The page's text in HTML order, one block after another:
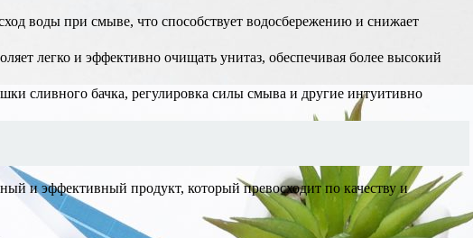
воды при смыве, что способствует водосбережению и снижает
легко и эффективно очищать унитаз, обеспечивая более высокий
сливного бачка, регулировка силы смыва и другие интуитивно
и эффективный продукт, который превосходит по качеству и